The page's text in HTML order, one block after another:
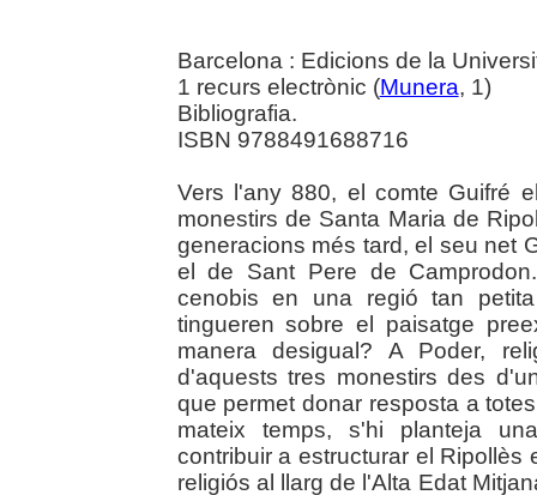
Barcelona : Edicions de la
1 recurs electrònic (Munera, 1)
Bibliografia.
ISBN 9788491688716
Vers l'any 880, el comte Guifré
monestirs de Santa Maria de
generacions més tard, el seu net
el de Sant Pere de
cenobis en una regió tan
tingueren sobre el paisatge
manera desigual? A Poder,
d'aquests tres monestirs des
que permet donar resposta a
mateix temps, s'hi planteja
contribuir a estructurar el
religiós al llarg de l'Alta Edat